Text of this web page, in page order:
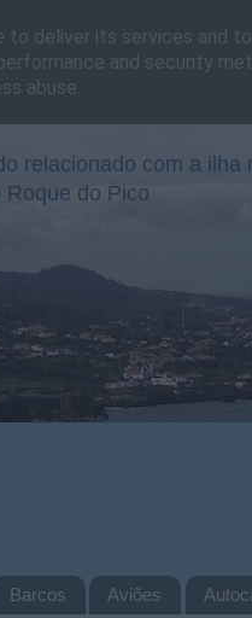
relacionado com a
do Pico
Barcos Aviões
deliver its services and
and security
abuse.